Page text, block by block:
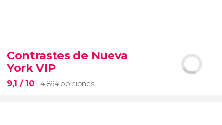
entrada al SUMMIT de Nueva York
miradores más icónicos de Manhattan
Contrastes de Nueva
York VIP
9,1 / 10 14.894 opiniones